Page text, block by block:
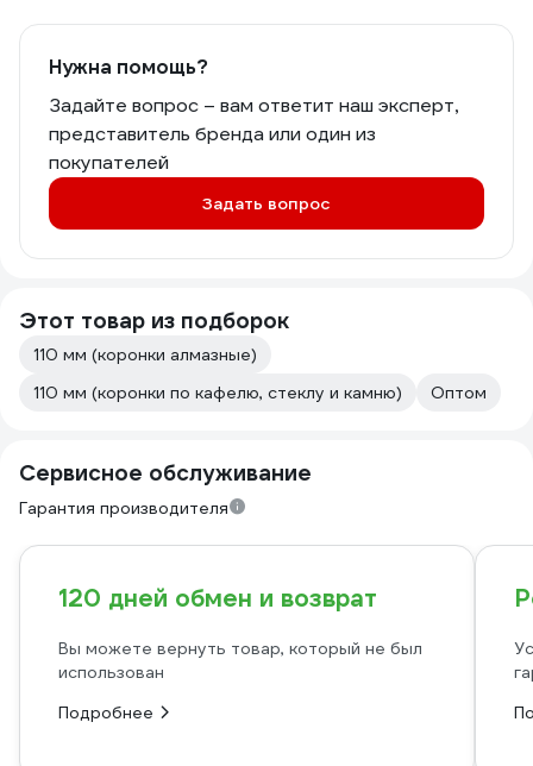
Нужна помощь?
Задайте вопрос – вам ответит наш эксперт,
представитель бренда или один из
покупателей
Задать вопрос
Этот товар из подборок
110 мм (коронки алмазные)
110 мм (коронки по кафелю, стеклу и камню)
Оптом
Сервисное обслуживание
Гарантия производителя
120 дней обмен и возврат
Вы можете вернуть товар, который не был
использован
Подробнее